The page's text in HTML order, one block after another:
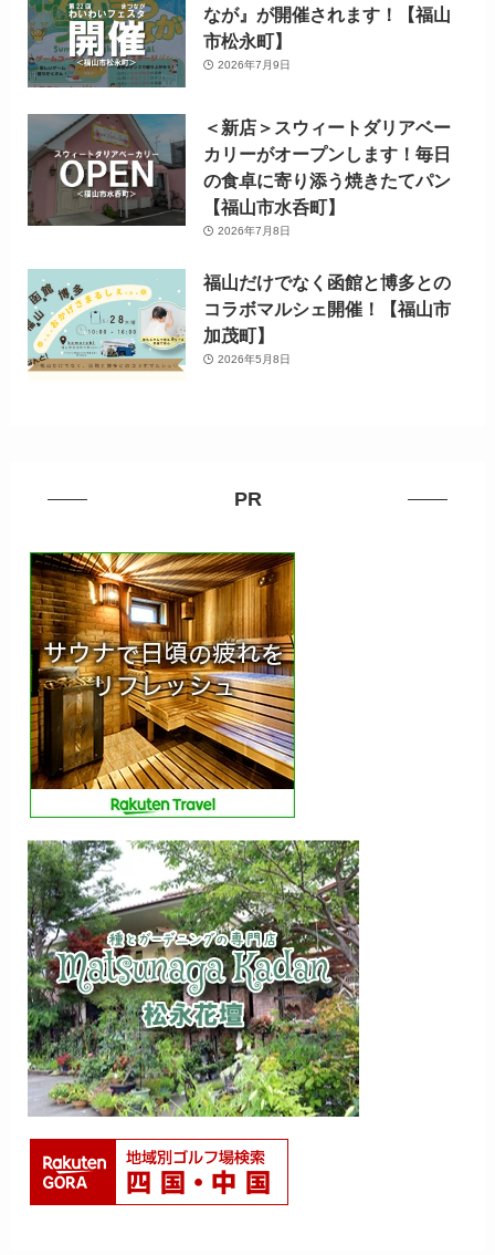
なが』が開催されます！【福山
市松永町】
2026年7月9日
＜新店＞スウィートダリアベー
カリーがオープンします！毎日
の食卓に寄り添う焼きたてパン
【福山市水呑町】
2026年7月8日
福山だけでなく函館と博多との
コラボマルシェ開催！【福山市
加茂町】
2026年5月8日
PR